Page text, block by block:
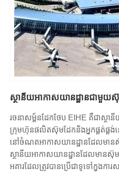
ព័ត៌មានលម្អិតនៃរចនាសម្ព័
ព័ត៌មានលម្អិតនៃរចនាសម្ព័ន្ធដែកអាកាសយ
ឬរចនាសម្ព័ន្ធជាក់លាក់ដែលកំពុងសាងស
រចនារចនាសម្ព័ន្ធដែកអាកាសយានដ្ឋាន។
ធ្នឹម៖ ធ្នឹមដែកត្រូវបានប្រើដើម្បីទ្រទ្រង់ទម្ង
ឬរចនាសម្ព័ន្ធ។ ពួកវាអាចត្រង់ឬកោងអាស្
ជួរឈរ៖ ជួរឈរដែកត្រូវបានប្រើដើម្បីទ្រទ្រង់
ជួរឈរអាចត្រូវបានដាក់នៅចន្លោះពេលទៀង
ត្រូវបានរៀបចំជាគំរូជាក់លាក់សម្រាប់គោ
Trusses: ទ្រុងដែកត្រូវបានប្រើដើម្បីពង្រី
អាកាសយានដ្ឋានរួមមានភាពធន់ទ្រាំនឹ
ផ្សេងទៀតនិងសមត្ថភាពក្នុងការទ
អាកាសធាតុផ្សេងទៀត។ សំណង់ដែកថ
សម្រាប់ភាពធន់នឹងគ្រោះរញ្ជួយដីដែរ
ច្បាស់លាស់ដែលអនុញ្ញាតឱ្យសាងសង់ក
អាចបត់បែនបានដែលចាំបាច់សម្រាប់ព្
ប្រសិទ្ធិភាពសម្រាប់សំណង់អាកាសយាន
ច្រើនលើប្រភេទសម្ភារៈសំណង់ដទៃទៀ
ស្ថានីយអាកាសយានដ្ឋានជាមួយ
រចនាសម្ព័នដែកថែប EIHE គឺជាស្ថា
ក្រុមហ៊ុនផលិតស៊ុមដែកនិងអ្នកផ្គត់ផ្គ
នៅចំណតអាកាសយានដ្ឋានដែលមាន
ស្ថានីយអាកាសយានដ្ឋានដែលមានស៊ុម
អគារដែលត្រូវបានប្រើជាទូទៅក្នុងកា